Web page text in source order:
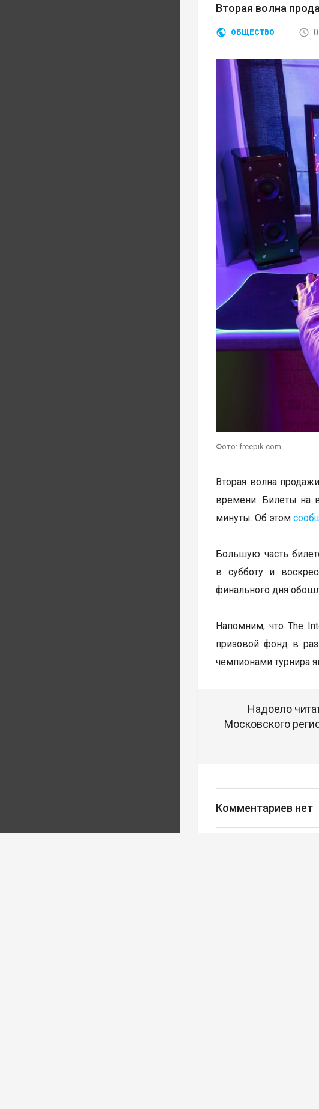
Вторая волна
ОБЩЕСТВО
Фото: freepik.com
Вторая волна
времени. Билеты на
минуты. Об этом
Большую часть
в субботу и
финального дня
Напомним, что The
призовой фонд в
чемпионами турнира
Надоело
Московского
Комментариев нет